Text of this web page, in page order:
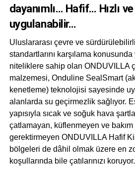
dayanımlı… Hafif… Hızlı
uygulanabilir…
Uluslararası çevre ve
standartlarını karşılama
niteliklere sahip olan ONDUVILLA
malzemesi, Onduline SealSmart
kenetleme) teknolojisi sayesinde
alanlarda su geçirmezlik sağlıyor.
yapısıyla sıcak ve soğuk hava
çatlamayan, küflenmeyen ve bakım
gerektirmeyen ONDUVILLA Hafif
bölgeleri de dâhil olmak üzere en
koşullarında bile çatılarınızı koruyor.